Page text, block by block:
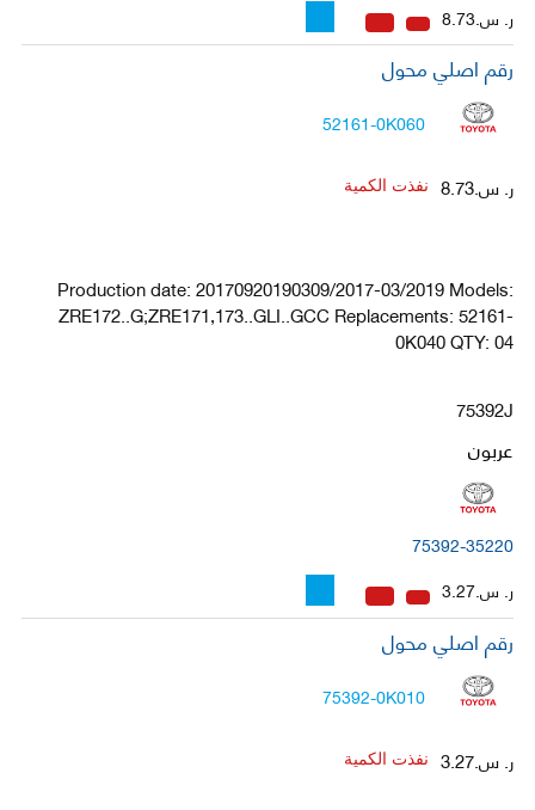
ر. س.8.73
رقم اصلي محول
52161-0K060
ر. س.8.73 نفذت الكمية
Production date: 20170920190309/2017-03/2019 Models:
ZRE172..G;ZRE171,173..GLI..GCC Replacements: 52161-
0K040 QTY: 04
75392J
عربون
75392-35220
ر. س.3.27
رقم اصلي محول
75392-0K010
ر. س.3.27 نفذت الكمية